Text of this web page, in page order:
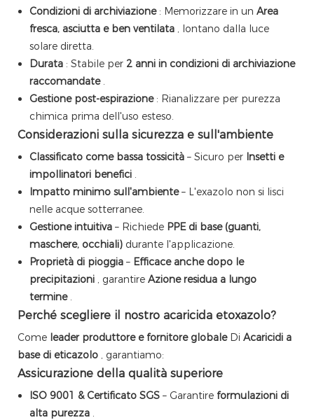
Condizioni di archiviazione : Memorizzare in un Area
fresca, asciutta e ben ventilata , lontano dalla luce
solare diretta.
Durata : Stabile per 2 anni in condizioni di archiviazione
raccomandate .
Gestione post-espirazione : Rianalizzare per purezza
chimica prima dell'uso esteso.
Considerazioni sulla sicurezza e sull'ambiente
Classificato come bassa tossicità – Sicuro per Insetti e
impollinatori benefici .
Impatto minimo sull'ambiente– L'exazolo non si lisci
nelle acque sotterranee.
Gestione intuitiva – Richiede PPE di base (guanti,
maschere, occhiali) durante l'applicazione.
Proprietà di pioggia – Efficace anche dopo le
precipitazioni , garantire Azione residua a lungo
termine .
Perché scegliere il nostro acaricida etoxazolo?
Come leader produttore e fornitore globale Di Acaricidi a
base di eticazolo , garantiamo:
Assicurazione della qualità superiore
ISO 9001 & Certificato SGS – Garantire formulazioni di
alta purezza .